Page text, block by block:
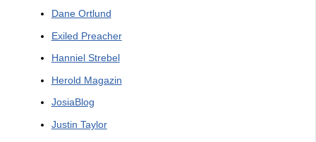
Dane Ortlund
Exiled Preacher
Hanniel Strebel
Herold Magazin
JosiaBlog
Justin Taylor